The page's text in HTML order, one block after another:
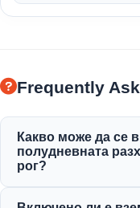
Frequently
Какво може да се
полудневната
рог?